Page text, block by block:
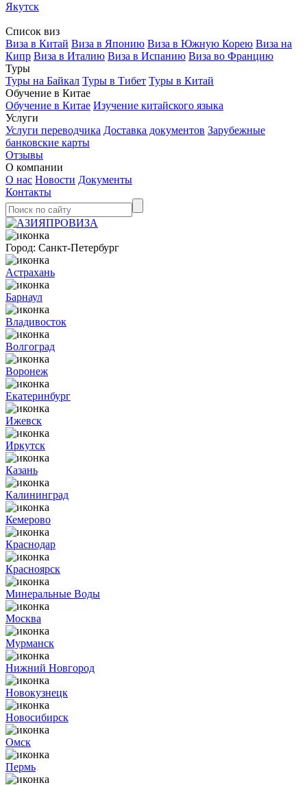
Якутск
Список виз
Виза в Китай Виза в Японию Виза в Южную Корею Виза на
Кипр Виза в Италию Виза в Испанию Виза во Францию
Туры
Туры на Байкал Туры в Тибет Туры в Китай
Обучение в Китае
Обучение в Китае Изучение китайского языка
Услуги
Услуги переводчика Доставка документов Зарубежные
банковские карты
Отзывы
О компании
О нас Новости Документы
Контакты
Город: Санкт-Петербург
Астрахань
Барнаул
Владивосток
Волгоград
Воронеж
Екатеринбург
Ижевск
Иркутск
Казань
Калининград
Кемерово
Краснодар
Красноярск
Минеральные Воды
Москва
Мурманск
Нижний Новгород
Новокузнецк
Новосибирск
Омск
Пермь